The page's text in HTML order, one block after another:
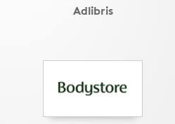
Adlibris